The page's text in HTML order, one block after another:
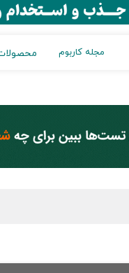
مجله کاربوم